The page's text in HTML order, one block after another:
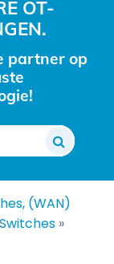
OT-
partner op
(WAN)
»